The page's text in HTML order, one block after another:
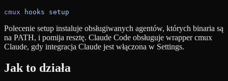
cmux hooks setup
Polecenie setup instaluje obsługiwanych agentów, których binaria są
na PATH, i pomija resztę. Claude Code obsługuje wrapper cmux
Claude, gdy integracja Claude jest włączona w Settings.
Jak to działa